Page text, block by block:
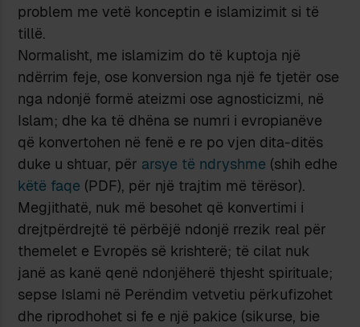
problem me vetë konceptin e islamizimit si të
tillë.
Normalisht, me islamizim do të kuptoja një
ndërrim feje, ose konversion nga një fe tjetër ose
nga ndonjë formë ateizmi ose agnosticizmi, në
Islam; dhe ka të dhëna se numri i evropianëve
që konvertohen në fenë e re po vjen dita-ditës
duke u shtuar, për arsye të ndryshme (shih edhe
këtë faqe (PDF), për një trajtim më tërësor).
Megjithatë, nuk më besohet që konvertimi i
drejtpërdrejtë të përbëjë ndonjë rrezik real për
themelet e Evropës së krishterë; të cilat nuk
janë as kanë qenë ndonjëherë thjesht spirituale;
sepse Islami në Perëndim vetvetiu përkufizohet
dhe riprodhohet si fe e një pakice (sikurse, bie